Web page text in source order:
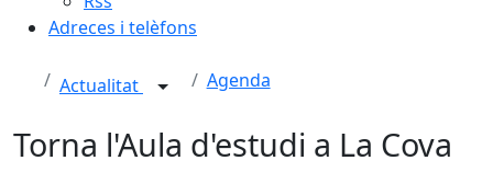
Adreces i telèfons
Actualitat Agenda
Torna l'Aula d'estudi a La Cova